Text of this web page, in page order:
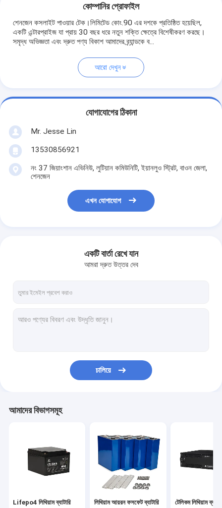
কোম্পানির প্রোফাইল
শেনজেন কসলাইট পাওয়ার টেক।লিমিটেড কোং.90 এর দশকে প্রতিষ্ঠিত হয়েছিল,
একটি এন্টারপ্রাইজ যা প্রায় 30 বছর ধরে নতুন শক্তি ক্ষেত্রে বিশেষীকরণ করছে।
সমৃদ্ধ অভিজ্ঞতা এবং দ্রুত পণ্য বিকাশ আমাদের ব্র্যান্ডকে ব...
আরো দেখুন
যোগাযোগের ঠিকানা
Mr. Jesse Lin
13530856921
নং 37 জিয়াংশান এভিনিউ, লুটিয়ান কমিউনিটি, ইয়ানলুও স্ট্রিট, বাওন জেলা,
শেনজেন
এখন যোগাযোগ
একটি বার্তা রেখে যান
আমরা দ্রুত উত্তর দেব
চালিয়ে
আমাদের বিভাগসমূহ
Lifepo4 লিথিয়াম ব্যাটারি লিথিয়াম আয়রন ফসফেট ব্যাটারি টেলিকম লিথিয়াম